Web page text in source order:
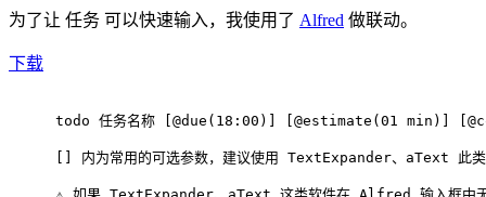
为了让 任务 可以快速输入，我使用了 Alfred 做联动。
下载
todo 任务名称 [@due(18:00)] [@estimate(01 min)]
[] 内为常用的可选参数，建议使用 TextExpander、aText 此类